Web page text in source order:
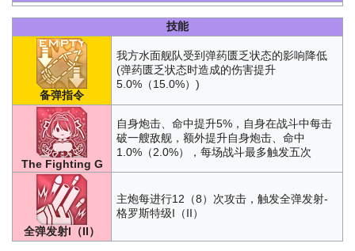
技能
备弹指令
我方水面舰队受到弹药匮乏状态的影响降低
(弹药匮乏状态时造成的伤害提升
5.0%（15.0%）)
The Fighting G
自身炮击、命中提升5%，自身在战斗中每击
破一艘敌舰，额外提升自身炮击、命中
1.0%（2.0%），每场战斗最多触发五次
全弹发射I（II）
主炮每进行12（8）次攻击，触发全弹发射-
格罗斯特级I（II）